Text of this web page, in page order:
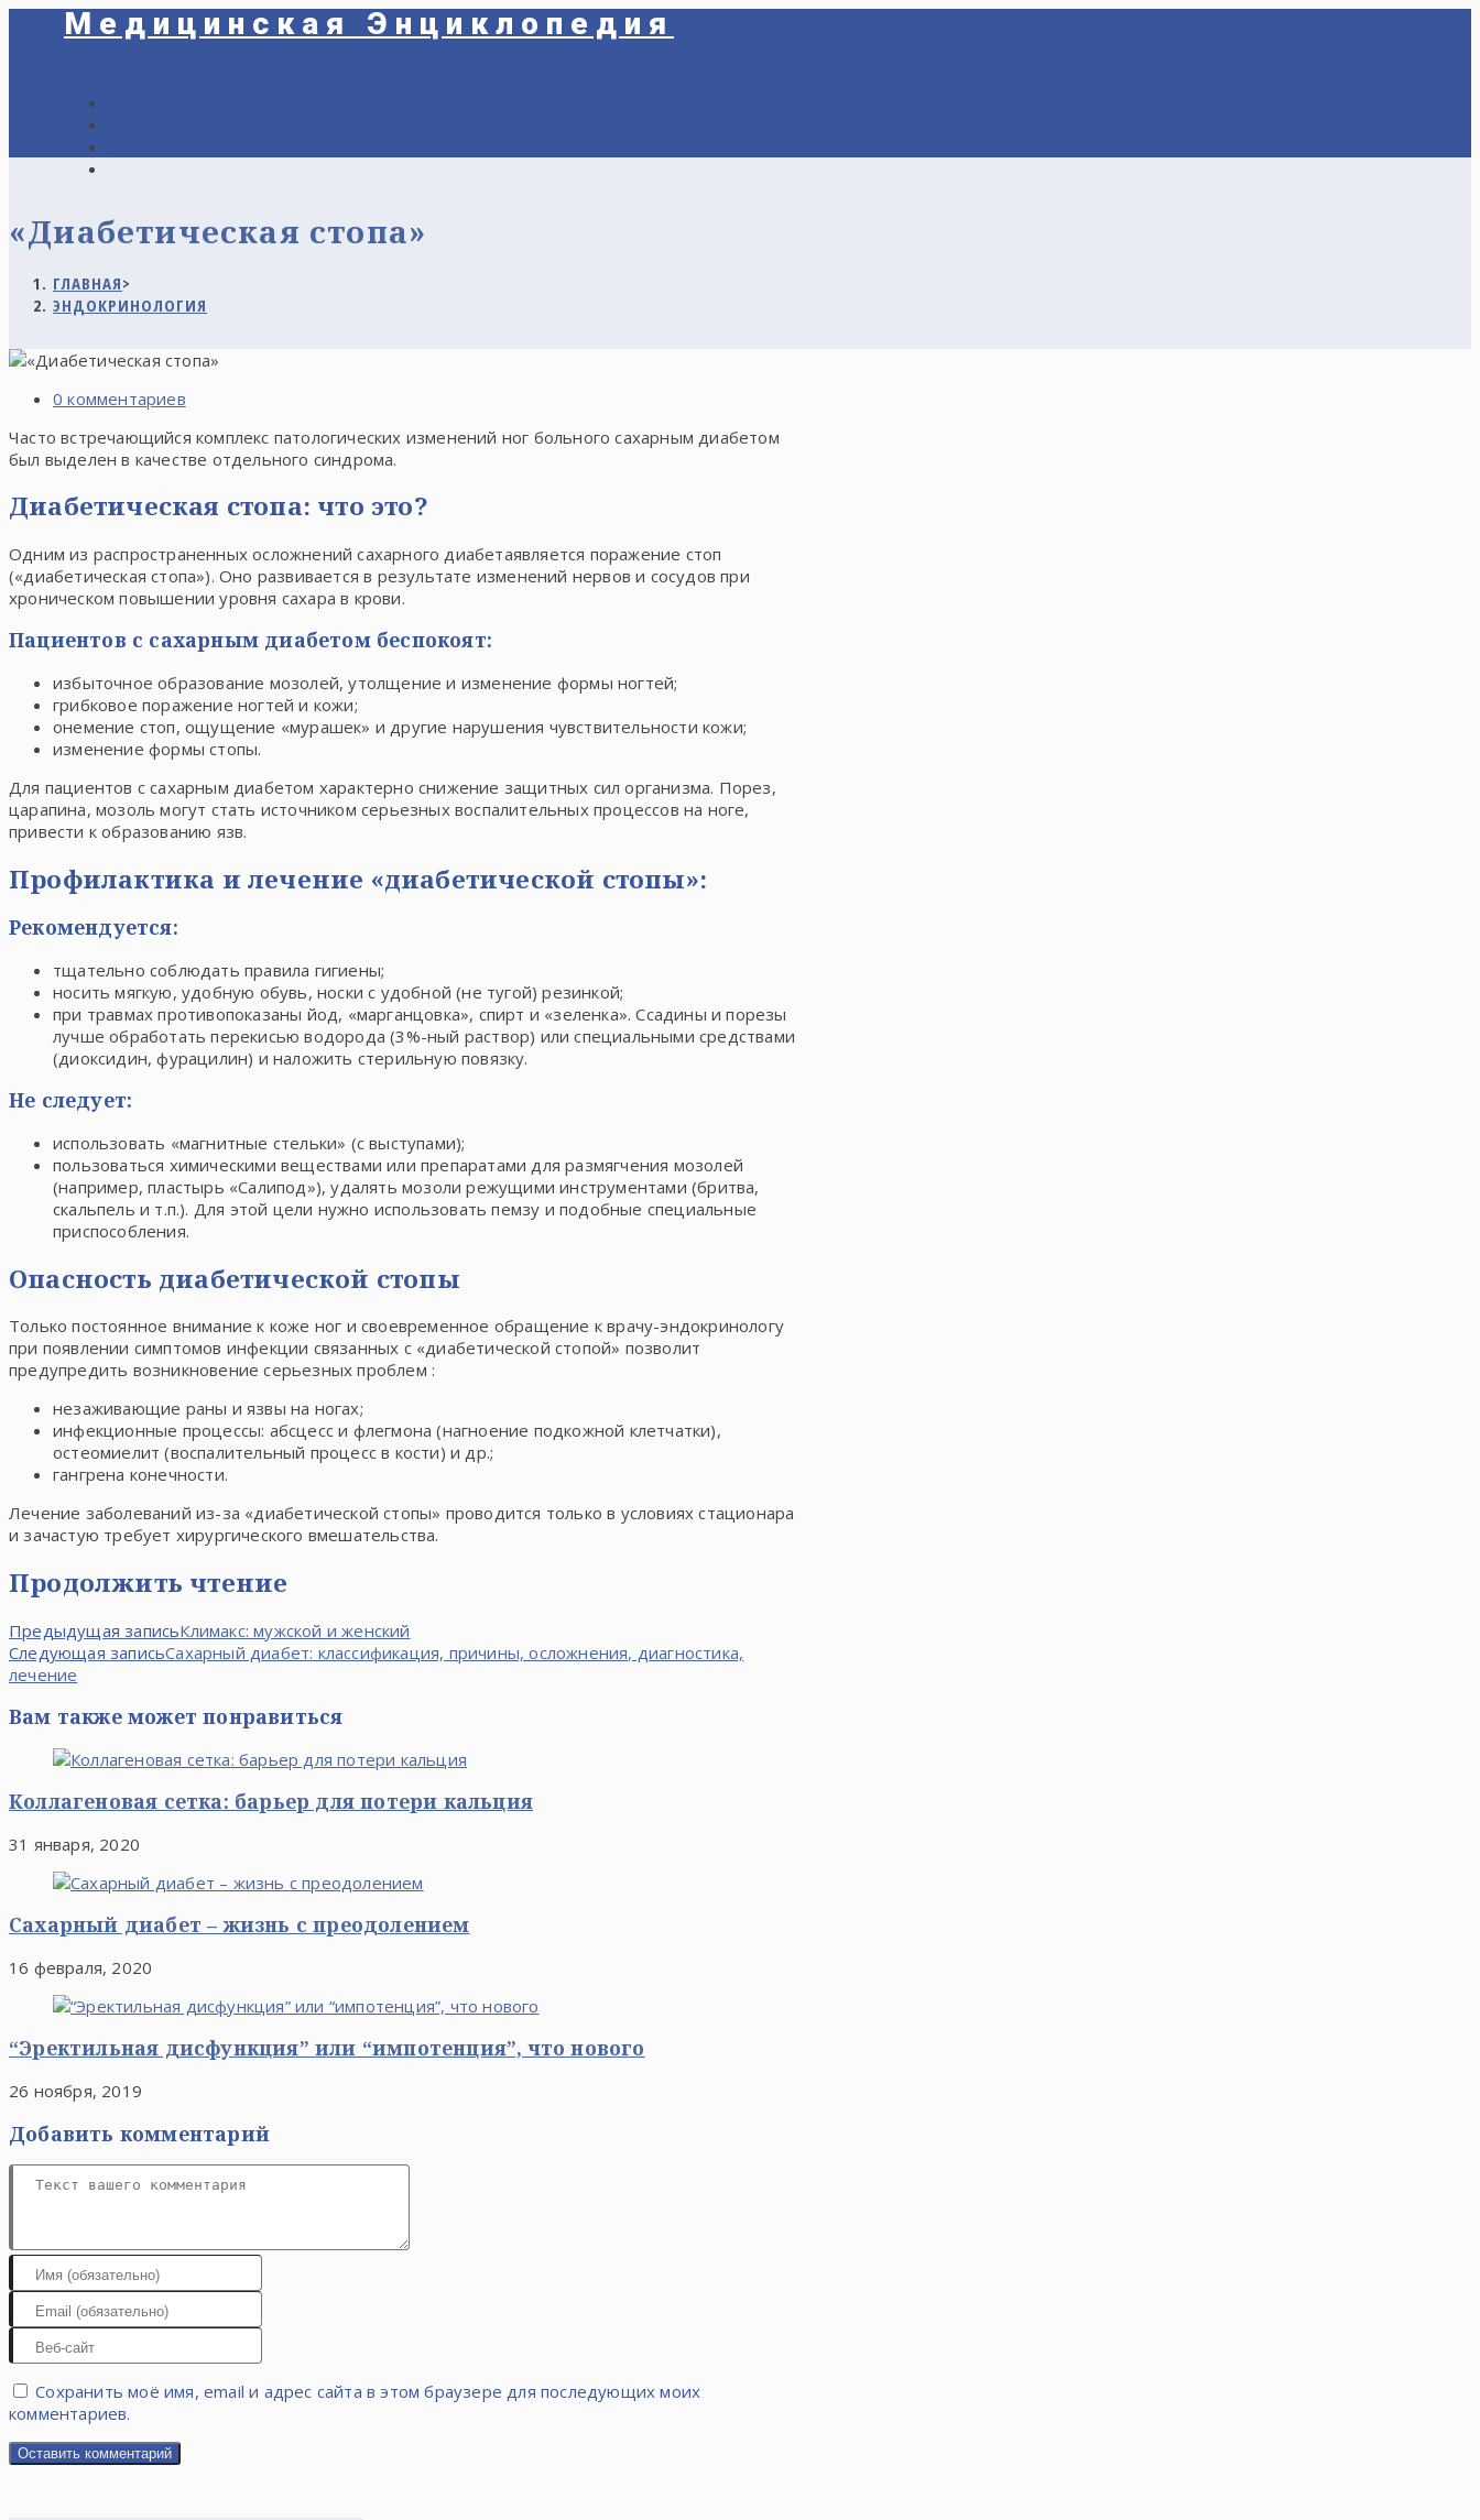
Медицинская Энциклопедия
«Диабетическая стопа»
ГЛАВНАЯ>
ЭНДОКРИНОЛОГИЯ
0 комментариев
Часто встречающийся комплекс патологических изменений ног больного сахарным диабетом
был выделен в качестве отдельного синдрома.
Диабетическая стопа: что это?
Одним из распространенных осложнений сахарного диабетаявляется поражение стоп
(«диабетическая стопа»). Оно развивается в результате изменений нервов и сосудов при
хроническом повышении уровня сахара в крови.
Пациентов с сахарным диабетом беспокоят:
избыточное образование мозолей, утолщение и изменение формы ногтей;
грибковое поражение ногтей и кожи;
онемение стоп, ощущение «мурашек» и другие нарушения чувствительности кожи;
изменение формы стопы.
Для пациентов с сахарным диабетом характерно снижение защитных сил организма. Порез,
царапина, мозоль могут стать источником серьезных воспалительных процессов на ноге,
привести к образованию язв.
Профилактика и лечение «диабетической стопы»:
Рекомендуется:
тщательно соблюдать правила гигиены;
носить мягкую, удобную обувь, носки с удобной (не тугой) резинкой;
при травмах противопоказаны йод, «марганцовка», спирт и «зеленка». Ссадины и порезы
лучше обработать перекисью водорода (3%-ный раствор) или специальными средствами
(диоксидин, фурацилин) и наложить стерильную повязку.
Не следует:
использовать «магнитные стельки» (с выступами);
пользоваться химическими веществами или препаратами для размягчения мозолей
(например, пластырь «Салипод»), удалять мозоли режущими инструментами (бритва,
скальпель и т.п.). Для этой цели нужно использовать пемзу и подобные специальные
приспособления.
Опасность диабетической стопы
Только постоянное внимание к коже ног и своевременное обращение к врачу-эндокринологу
при появлении симптомов инфекции связанных с «диабетической стопой» позволит
предупредить возникновение серьезных проблем :
незаживающие раны и язвы на ногах;
инфекционные процессы: абсцесс и флегмона (нагноение подкожной клетчатки),
остеомиелит (воспалительный процесс в кости) и др.;
гангрена конечности.
Лечение заболеваний из-за «диабетической стопы» проводится только в условиях стационара
и зачастую требует хирургического вмешательства.
Продолжить чтение
Предыдущая записьКлимакс: мужской и женский
Следующая записьСахарный диабет: классификация, причины, осложнения, диагностика,
лечение
Вам также может понравиться
Коллагеновая сетка: барьер для потери кальция
31 января, 2020
Сахарный диабет – жизнь с преодолением
16 февраля, 2020
“Эректильная дисфункция” или “импотенция”, что нового
26 ноября, 2019
Добавить комментарий
Сохранить моё имя, email и адрес сайта в этом браузере для последующих моих
комментариев.